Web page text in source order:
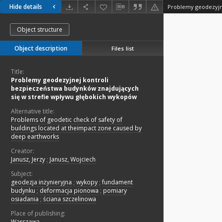
Hide details
Object structure
Object description Files list
Title:
Problemy geodezyjnej kontroli
bezpieczeństwa budynków znajdujących
się w strefie wpływu głębokich wykopów
Alternative title:
Problems of geodetic check of safety of
buildings located at theimpact zone caused by
deep earthworks
Creator:
Janusz, Jerzy ; Janusz, Wojciech
Subject:
geodezja inżynieryjna ; wykopy ; fundament
budynku ; deformacja pionowa ; pomiary
osiadania ; ściana szczelinowa
Place of publishing: